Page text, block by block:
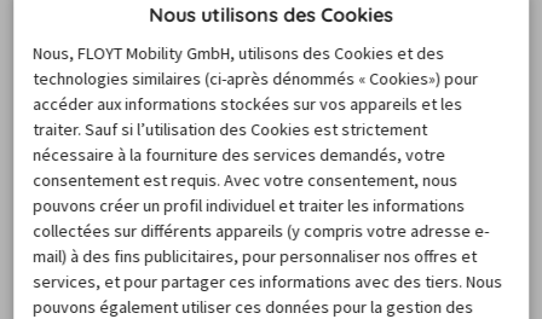
pourrez aussi cibler très exactement l'offre qui vous
convient grâce à des filtres qui vous aideront à
déterminer celle qu'il vous faut selon vos moyens et vos
besoins. Enfin, la plateforme offre quelques avantages
supplémentaires, comme celui de l'annulation gratuite
qui vous permet d'annuler votre réservation jusqu'à 24
heures avant qu'elle ne prenne effet.
FAQ
Nous utilisons des Cookies
Nous, FLOYT Mobility GmbH, utilisons des Cookies et des
technologies similaires (ci-après dénommés « Cookies») pour
accéder aux informations stockées sur vos appareils et les
traiter. Sauf si l’utilisation des Cookies est strictement
nécessaire à la fourniture des services demandés, votre
consentement est requis. Avec votre consentement, nous
pouvons créer un profil individuel et traiter les informations
collectées sur différents appareils (y compris votre adresse e-
mail) à des fins publicitaires, pour personnaliser nos offres et
services, et pour partager ces informations avec des tiers. Nous
pouvons également utiliser ces données pour la gestion des